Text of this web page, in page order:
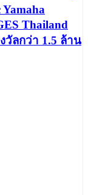
Thailand
วัลกว่า 1.5 ล้าน